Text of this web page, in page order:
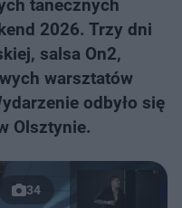
tanecznych
2026. Trzy dni
salsa On2,
warsztatów
odbyło się
Olsztynie.
34